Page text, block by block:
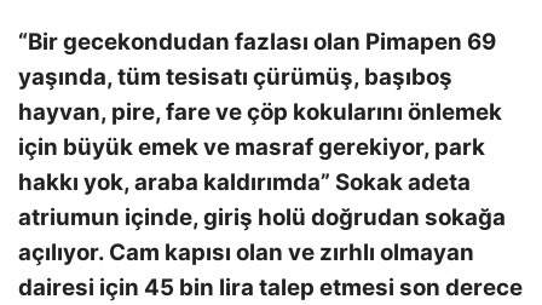
“Bir gecekondudan fazlası olan Pimapen 69
yaşında, tüm tesisatı çürümüş, başıboş
hayvan, pire, fare ve çöp kokularını önlemek
için büyük emek ve masraf gerekiyor, park
hakkı yok, araba kaldırımda” Sokak adeta
atriumun içinde, giriş holü doğrudan sokağa
açılıyor. Cam kapısı olan ve zırhlı olmayan
dairesi için 45 bin lira talep etmesi son derece